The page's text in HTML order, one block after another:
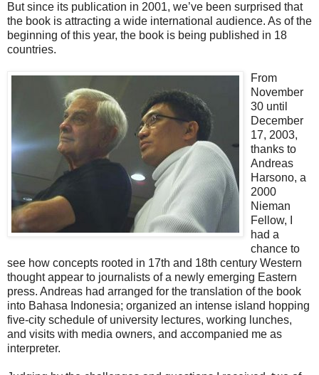
But since its publication in 2001, we’ve been surprised that
the book is attracting a wide international audience. As of the
beginning of this year, the book is being published in 18
countries.
From
November
30 until
December
17, 2003,
thanks to
Andreas
Harsono, a
2000
Nieman
Fellow, I
had a
chance to
see how concepts rooted in 17th and 18th century Western
thought appear to journalists of a newly emerging Eastern
press. Andreas had arranged for the translation of the book
into Bahasa Indonesia; organized an intense island hopping
five-city schedule of university lectures, working lunches,
and visits with media owners, and accompanied me as
interpreter.